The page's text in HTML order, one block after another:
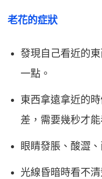
老花的症狀
發現自己看近的
一點。
東西拿遠拿近的
差，需要幾秒才能
眼睛發脹、酸澀
光線昏暗時看不清